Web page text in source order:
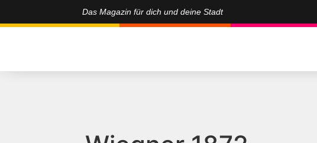
Das Magazin für dich und deine Stadt